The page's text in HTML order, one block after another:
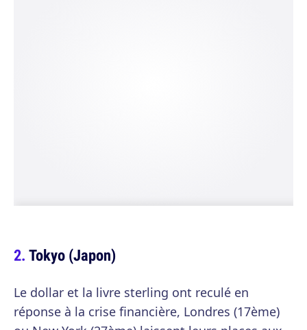
Tokyo (Japon)
Le dollar et la livre sterling ont reculé en
réponse à la crise financière, Londres (17ème)